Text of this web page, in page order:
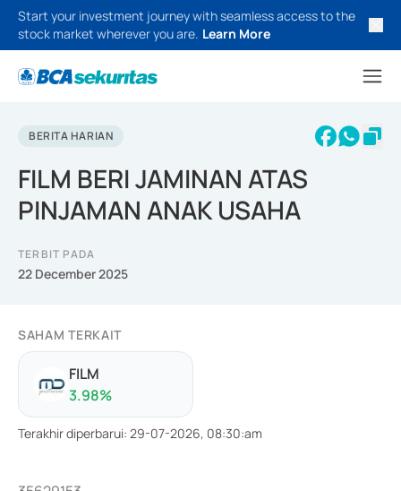
Start your investment journey with seamless access to the
stock market wherever you are. Learn More
BERITA HARIAN
FILM BERI JAMINAN ATAS
PINJAMAN ANAK USAHA
TERBIT PADA
22 December 2025
SAHAM TERKAIT
FILM
3.98%
Terakhir diperbarui: 29-07-2026, 08:30:am